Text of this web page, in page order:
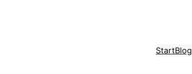
StartBlog